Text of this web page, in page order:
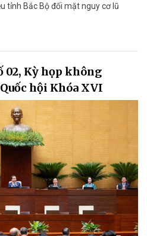
tỉnh Bắc Bộ đối mặt nguy cơ lũ
02, Kỳ họp không
hội Khóa XVI